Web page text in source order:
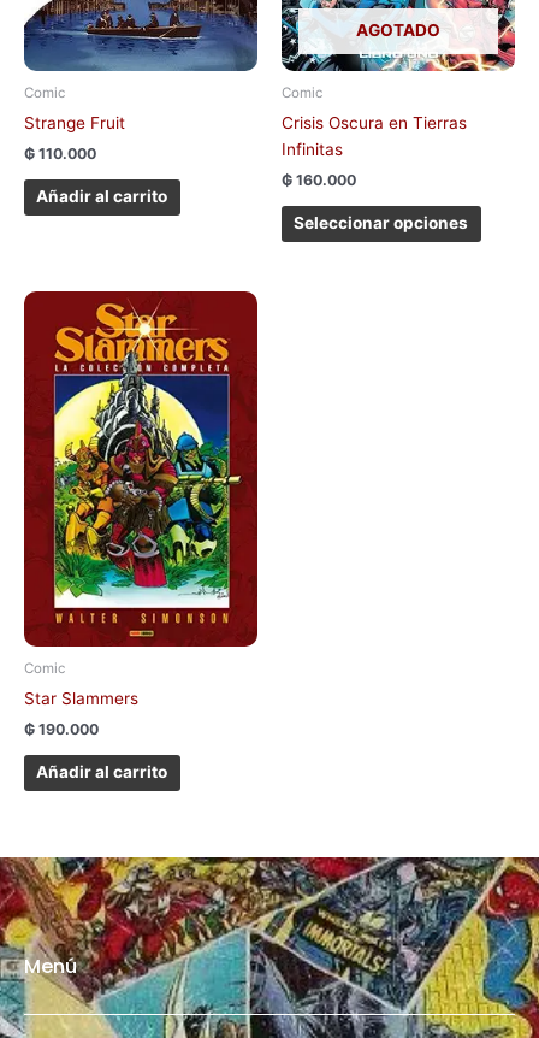
Comic
Strange Fruit
₲ 110.000
Añadir al carrito
AGOTADO
Comic
Crisis Oscura en Tierras
Infinitas
₲ 160.000
Seleccionar opciones
la
página
de
Comic
Star Slammers
₲ 190.000
Añadir al carrito
Menú